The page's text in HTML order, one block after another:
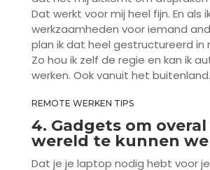
Dat werkt voor mij heel fijn. En als
werkzaamheden voor iemand
plan ik dat heel gestructureerd in
Zo hou ik zelf de regie en kan ik
werken. Ook vanuit het buitenland.
REMOTE WERKEN TIPS
4. Gadgets om
wereld te kunnen
Dat je je laptop nodig hebt voor